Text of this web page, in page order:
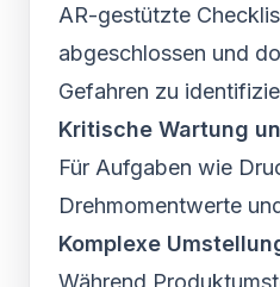
AR-gestützte
abgeschlossen und
Gefahren zu
Kritische Wartung
Für Aufgaben wie
Drehmomentwerte
Komplexe
Während